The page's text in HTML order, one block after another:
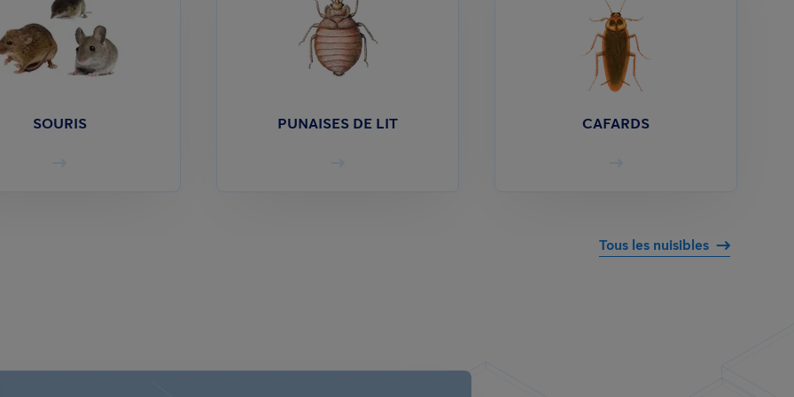
SOURIS PUNAISES DE LIT CAFARDS
Tous les nuisibles